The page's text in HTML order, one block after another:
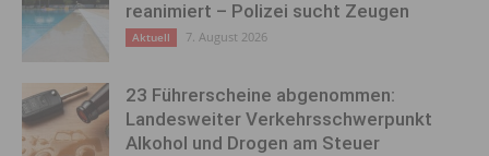
reanimiert – Polizei sucht Zeugen
Aktuell 7. August 2026
23 Führerscheine abgenommen:
Landesweiter Verkehrsschwerpunkt
Alkohol und Drogen am Steuer